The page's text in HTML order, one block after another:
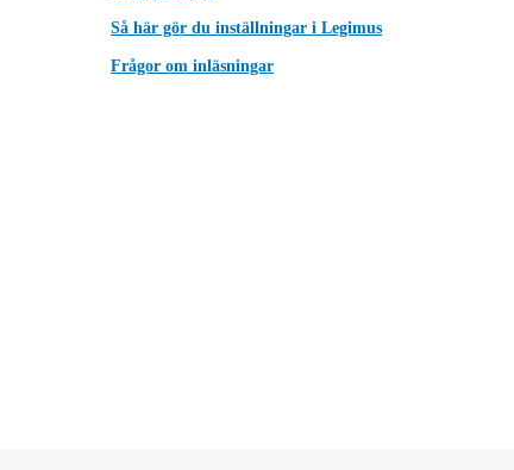
Så här gör du inställningar i Legimus
Frågor om inläsningar